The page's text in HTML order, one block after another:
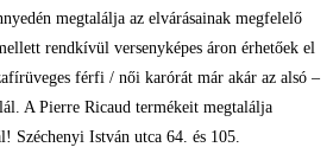
megtalálja az elvárásainak megfelelő
rendkívül versenyképes áron érhetőek el
férfi / női karórát már akár az alsó –
A Pierre Ricaud termékeit megtalálja
Széchenyi István utca 64. és 105.